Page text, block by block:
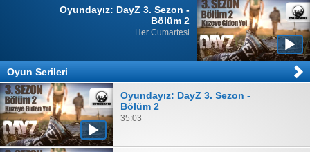
Oyundayız: DayZ 3. Sezon -
Bölüm 2
Her Cumartesi
Oyun Serileri
Oyundayız: DayZ 3. Sezon -
Bölüm 2
35:03